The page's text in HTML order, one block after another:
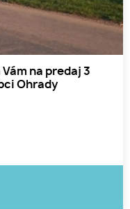
Vám na predaj 3
Ohrady